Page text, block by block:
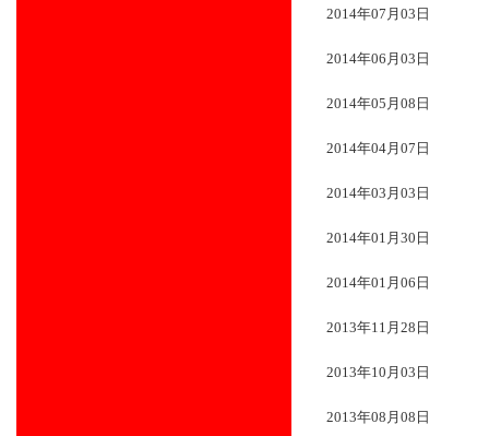
2014年07月03日
2014年06月03日
2014年05月08日
2014年04月07日
2014年03月03日
2014年01月30日
2014年01月06日
2013年11月28日
2013年10月03日
2013年08月08日